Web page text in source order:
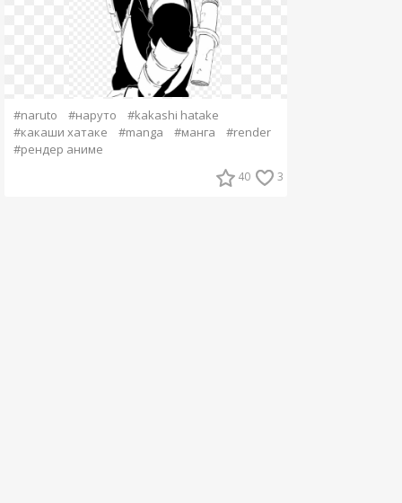
#naruto #наруто
#kakashi hatake
#какаши хатаке
#manga #манга
#render
#рендер аниме
40 3